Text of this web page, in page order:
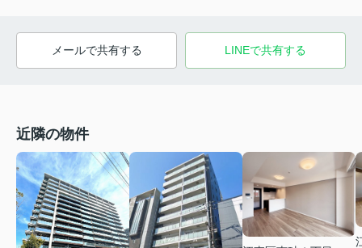
メールで共有する LINEで共有する
近隣の物件